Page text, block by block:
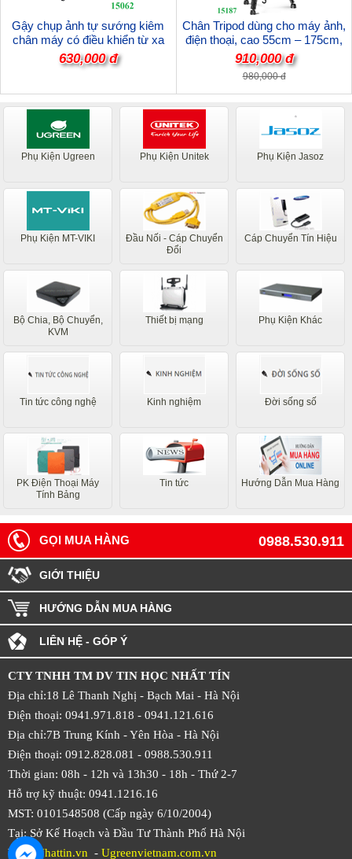
Gậy chụp ảnh tự sướng kiêm
chân máy có điều khiển từ xa
Bluetooth v5.1 Ugreen
15062/LP586 cao cấp
630,000 đ
Chân Tripod dùng cho máy ảnh,
điện thoại, cao 55cm – 175cm,
Xoay 360 độ Ugreen 15187/LP661
cao cấp
910,000 đ
980,000 đ
Phụ Kiện Ugreen Phụ Kiện Unitek Phụ Kiện Jasoz
Phụ Kiện MT-VIKI
Đầu Nối - Cáp Chuyển
Đổi
Cáp Chuyển Tín Hiệu
Bộ Chia, Bộ Chuyển,
KVM
Thiết bị mạng Phụ Kiện Khác
Tin tức công nghệ Kinh nghiệm Đời sống số
PK Điện Thoại Máy
Tính Bảng
Tin tức Hướng Dẫn Mua Hàng
0988.530.911
GỌI MUA HÀNG
GIỚI THIỆU
HƯỚNG DẪN MUA HÀNG
LIÊN HỆ - GÓP Ý
CTY TNHH TM DV TIN HỌC NHẤT TÍN
Địa chỉ:18 Lê Thanh Nghị - Bạch Mai - Hà Nội
Điện thoại: 0941.971.818 - 0941.121.616
Địa chỉ:7B Trung Kính - Yên Hòa - Hà Nội
Điện thoại: 0912.828.081 - 0988.530.911
Thời gian: 08h - 12h và 13h30 - 18h - Thứ 2-7
Hỗ trợ kỹ thuật: 0941.1216.16
MST: 0101548508 (Cấp ngày 6/10/2004)
Tại: Sở Kế Hoạch và Đầu Tư Thành Phố Hà Nội
Web:Nhattin.vn - Ugreenvietnam.com.vn